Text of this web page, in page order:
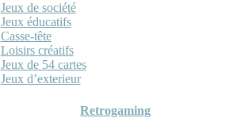
Jeux de société
Jeux éducatifs
Casse-tête
Loisirs créatifs
Jeux de 54 cartes
Jeux d’exterieur
Retrogaming